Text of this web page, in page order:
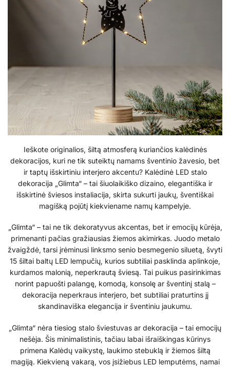
Ieškote originalios, šiltą atmosferą kuriančios kalėdinės
dekoracijos, kuri ne tik suteiktų namams šventinio žavesio, bet
ir taptų išskirtiniu interjero akcentu? Kalėdinė LED stalo
dekoracija „Glimta“ – tai šiuolaikiško dizaino, elegantiška ir
išskirtinė šviesos instaliacija, skirta sukurti jaukų, šventiškai
magišką pojūtį kiekviename namų kampelyje.
„Glimta“ – tai ne tik dekoratyvus akcentas, bet ir emocijų kūrėja,
primenanti pačias gražiausias žiemos akimirkas. Juodo metalo
žvaigždė, tarsi įrėminusi linksmo senio besmegenio siluetą, švyti
15 šiltai baltų LED lempučių, kurios subtiliai pasklinda aplinkoje,
kurdamos malonią, neperkrautą šviesą. Tai puikus pasirinkimas
norint papuošti palangę, komodą, konsolę ar šventinį stalą –
dekoracija neperkraus interjero, bet subtiliai praturtins jį
skandinaviška elegancija ir šventiniu jaukumu.
„Glimta“ nėra tiesiog stalo šviestuvas ar dekoracija – tai emocijų
nešėja. Šis minimalistinis, tačiau labai išraiškingas kūrinys
primena Kalėdų vaikystę, laukimo stebuklą ir žiemos šiltą
magiją. Kiekvieną vakarą, vos įsižiebus LED lemputėms, namai